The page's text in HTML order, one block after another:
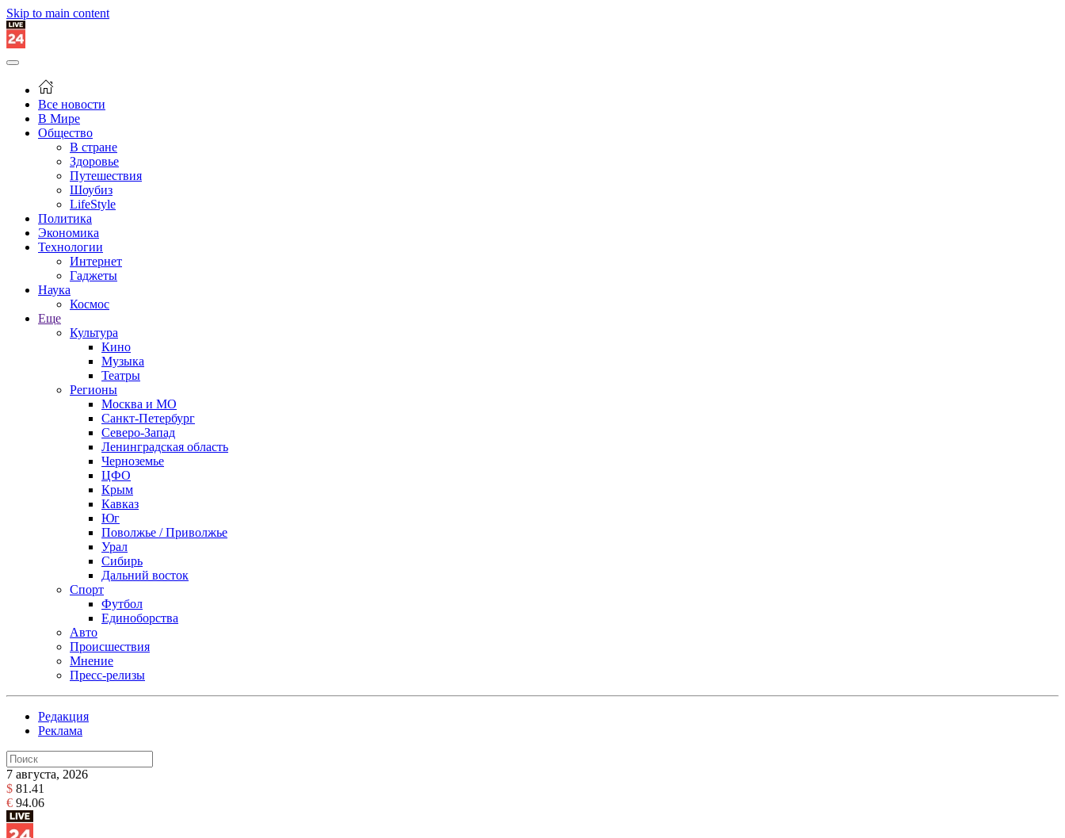
Skip to main content
Все новости
В Мире
Общество
В стране
Здоровье
Путешествия
Шоубиз
LifeStyle
Политика
Экономика
Технологии
Интернет
Гаджеты
Наука
Космос
Еще
Культура
Кино
Музыка
Театры
Регионы
Москва и МО
Санкт-Петербург
Северо-Запад
Ленинградская область
Черноземье
ЦФО
Крым
Кавказ
Юг
Поволжье / Приволжье
Урал
Сибирь
Дальний восток
Спорт
Футбол
Единоборства
Авто
Происшествия
Мнение
Пресс-релизы
Редакция
Реклама
7 августа, 2026
$ 81.41
€ 94.06